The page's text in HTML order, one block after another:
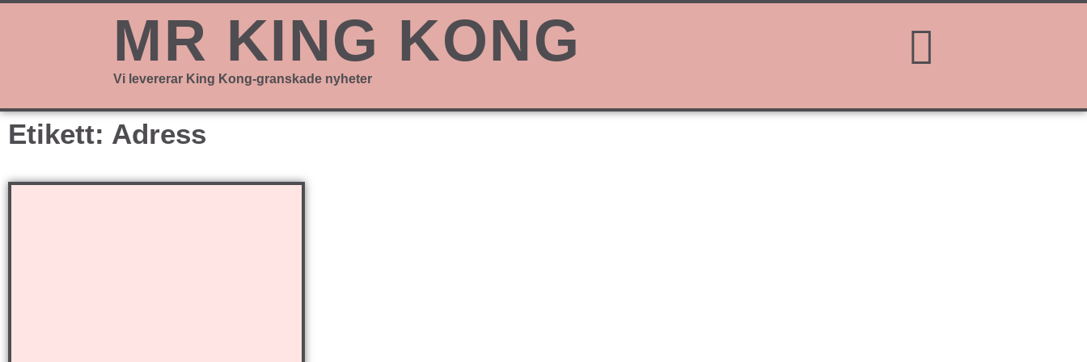
MR KING KONG
Vi levererar King Kong-granskade nyheter
Etikett: Adress